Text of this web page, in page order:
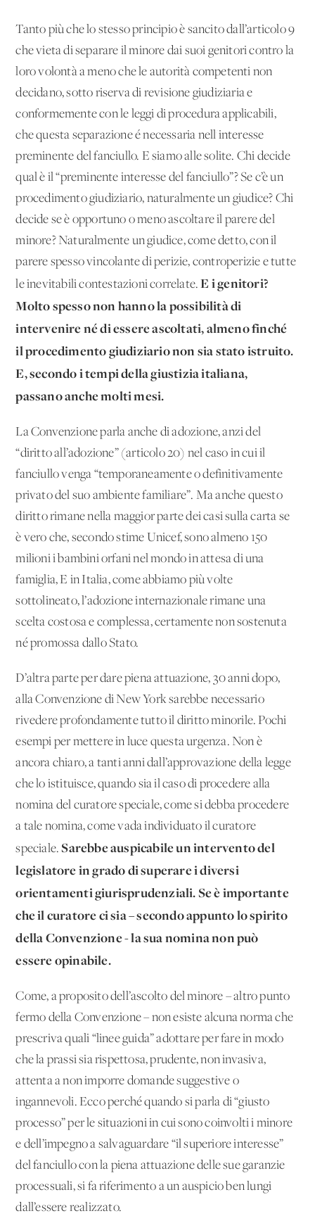
Tanto più che lo stesso principio è sancito dall’articolo 9
che vieta di separare il minore dai suoi genitori contro la
loro volontà a meno che le autorità competenti non
decidano, sotto riserva di revisione giudiziaria e
conformemente con le leggi di procedura applicabili,
che questa separazione é necessaria nell'interesse
preminente del fanciullo. E siamo alle solite. Chi decide
qual è il “preminente interesse del fanciullo”? Se c’è un
procedimento giudiziario, naturalmente un giudice? Chi
decide se è opportuno o meno ascoltare il parere del
minore? Naturalmente un giudice, come detto, con il
parere spesso vincolante di perizie, controperizie e tutte
le inevitabili contestazioni correlate.E i genitori?
Molto spesso non hanno la possibilità di
intervenire né di essere ascoltati, almeno finché
il procedimento giudiziario non sia stato istruito.
E, secondo i tempi della giustizia italiana,
passano anche molti mesi.
La Convenzione parla anche di adozione, anzi del
“diritto all’adozione” (articolo 20) nel caso in cui il
fanciullo venga “temporaneamente o definitivamente
privato del suo ambiente familiare”. Ma anche questo
diritto rimane nella maggior parte dei casi sulla carta se
è vero che, secondo stime Unicef, sono almeno 150
milioni i bambini orfani nel mondo in attesa di una
famiglia, E in Italia, come abbiamo più volte
sottolineato, l’adozione internazionale rimane una
scelta costosa e complessa, certamente non sostenuta
né promossa dallo Stato.
D’altra parte per dare piena attuazione, 30 anni dopo,
alla Convenzione di New York sarebbe necessario
rivedere profondamente tutto il diritto minorile. Pochi
esempi per mettere in luce questa urgenza. Non è
ancora chiaro, a tanti anni dall’approvazione della legge
che lo istituisce, quando sia il caso di procedere alla
nomina del curatore speciale, come si debba procedere
a tale nomina, come vada individuato il curatore
speciale.Sarebbe auspicabile un intervento del
legislatore in grado di superare i diversi
orientamenti giurisprudenziali. Se è importante
che il curatore ci sia – secondo appunto lo spirito
della Convenzione - la sua nomina non può
essere opinabile.
Come, a proposito dell’ascolto del minore – altro punto
fermo della Convenzione – non esiste alcuna norma che
prescriva quali “linee guida” adottare per fare in modo
che la prassi sia rispettosa, prudente, non invasiva,
attenta a non imporre domande suggestive o
ingannevoli. Ecco perché quando si parla di “giusto
processo” per le situazioni in cui sono coinvolti i minore
e dell’impegno a salvaguardare “il superiore interesse”
del fanciullo con la piena attuazione delle sue garanzie
processuali, si fa riferimento a un auspicio ben lungi
dall’essere realizzato.